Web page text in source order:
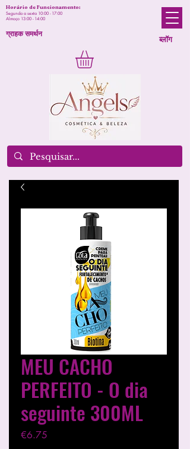
ब्लॉग
Horário de Funcionamento:
Segunda a sexta 10:00 - 17:00
Almoço 13:00 - 14:00
ग्राहक समर्थन
MEU CACHO
PERFEITO - O dia
seguinte 300ML
€6.75